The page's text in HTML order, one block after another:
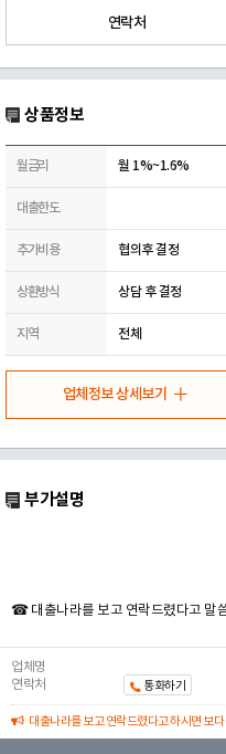
연락처
상품정보
월금리 월 1%~1.6%
대출한도
추가비용 협의후 결정
상환방식 상담 후 결정
지역 전체
업체정보 상세보기
부가설명
☎ 대출나라를 보고 연락드렸다고 말
업체명
연락처
통화하기
대출나라를 보고 연락드렸다고 하시면 보